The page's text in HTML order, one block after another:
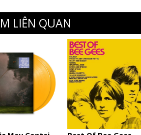
LIÊN QUAN